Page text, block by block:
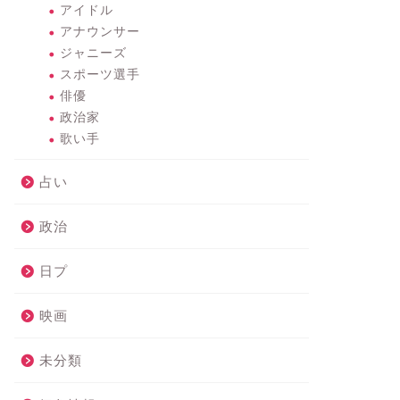
アイドル
アナウンサー
ジャニーズ
スポーツ選手
俳優
政治家
歌い手
占い
政治
日プ
映画
未分類